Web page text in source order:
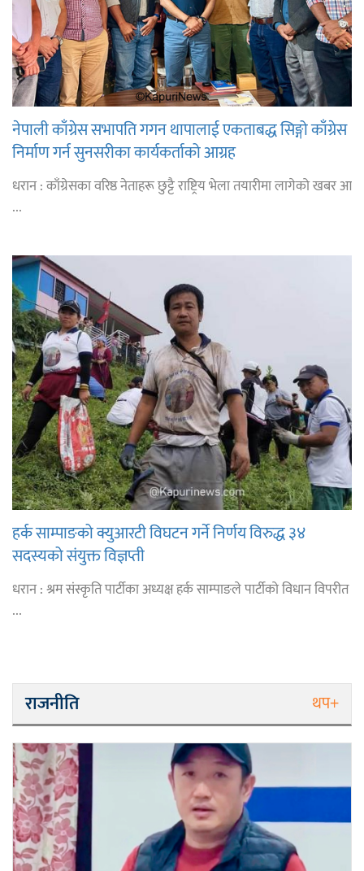
नेपाली काँग्रेस सभापति गगन थापालाई एकताबद्ध सिङ्गो काँग्रेस
निर्माण गर्न सुनसरीका कार्यकर्ताको आग्रह
धरान : काँग्रेसका वरिष्ठ नेताहरू छुट्टै राष्ट्रिय भेला तयारीमा लागेको खबर आ
...
हर्क साम्पाङको क्युआरटी विघटन गर्ने निर्णय विरुद्ध ३४
सदस्यको संयुक्त विज्ञप्ती
धरान : श्रम संस्कृति पार्टीका अध्यक्ष हर्क साम्पाङले पार्टीको विधान विपरीत
...
राजनीति थप+